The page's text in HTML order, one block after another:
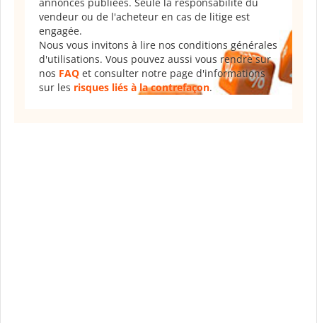
annonces publiées. Seule la responsabilité du
vendeur ou de l'acheteur en cas de litige est
engagée.
Nous vous invitons à lire nos conditions générales
d'utilisations. Vous pouvez aussi vous rendre sur
nos FAQ et consulter notre page d'informations
sur les risques liés à la contrefaçon.